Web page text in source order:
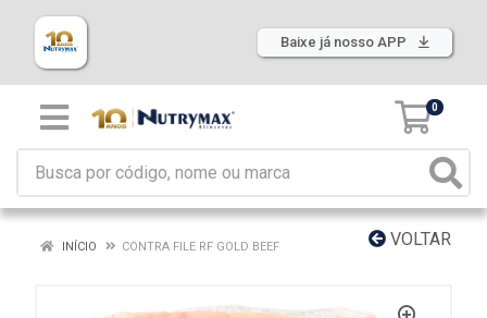
Baixe já nosso APP
0
VOLTAR
INÍCIO CONTRA FILE RF GOLD BEEF